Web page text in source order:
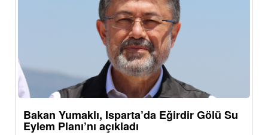
Bakan Yumaklı, Isparta’da Eğirdir Gölü Su
Eylem Planı’nı açıkladı